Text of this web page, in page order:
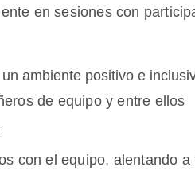
en sesiones con
ambiente positivo e
de equipo y entre ellos
con el equipo, alentando a